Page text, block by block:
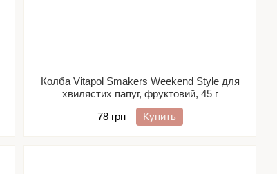
Колба Vitapol Smakers Weekend Style для
хвилястих папуг, фруктовий, 45 г
78 грн
Купить